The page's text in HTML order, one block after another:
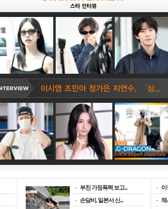
- 부친 가정폭력 보고...
- 손담비, 일본서 신...
- 이
- 채